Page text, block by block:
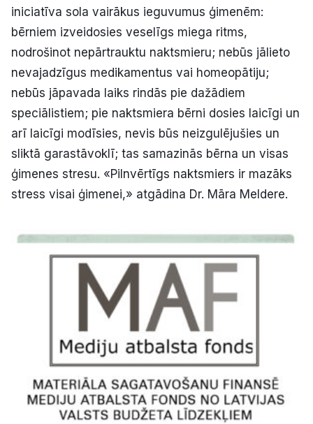
iniciatīva sola vairākus ieguvumus ģimenēm:
bērniem izveidosies veselīgs miega ritms,
nodrošinot nepārtrauktu naktsmieru; nebūs jālieto
nevajadzīgus medikamentus vai homeopātiju;
nebūs jāpavada laiks rindās pie dažādiem
speciālistiem; pie naktsmiera bērni dosies laicīgi un
arī laicīgi modīsies, nevis būs neizgulējušies un
sliktā garastāvoklī; tas samazinās bērna un visas
ģimenes stresu. «Pilnvērtīgs naktsmiers ir mazāks
stress visai ģimenei,» atgādina Dr. Māra Meldere.